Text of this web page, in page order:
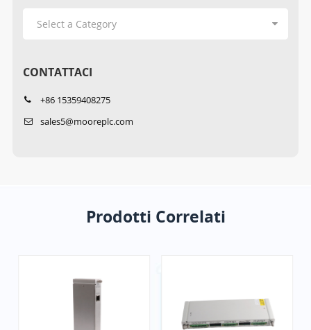
CONTATTACI
+86 15359408275
sales5@mooreplc.com
Prodotti Correlati